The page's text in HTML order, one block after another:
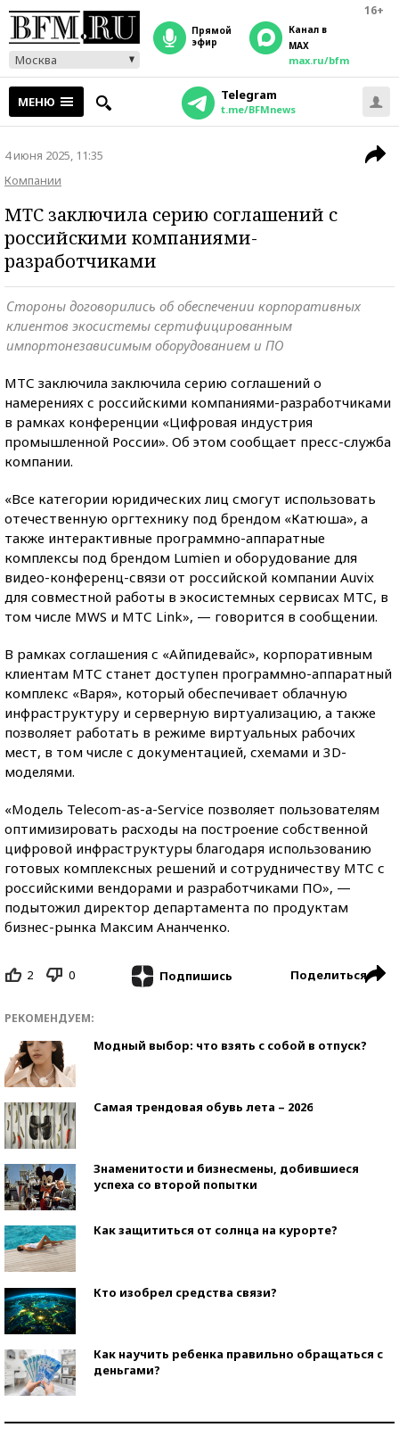
16+
Москва
прямой
эфир
Канал в
MAX
max.ru/bfm
МЕНЮ Telegram
t.me/BFMnews
4 июня 2025, 11:35
Компании
МТС заключила серию соглашений с
российскими компаниями-
разработчиками
Стороны договорились об обеспечении корпоративных
клиентов экосистемы сертифицированным
импортонезависимым оборудованием и ПО
МТС заключила заключила серию соглашений о
намерениях с российскими компаниями-разработчиками
в рамках конференции «Цифровая индустрия
промышленной России». Об этом сообщает пресс-служба
компании.
«Все категории юридических лиц смогут использовать
отечественную оргтехнику под брендом «Катюша», а
также интерактивные программно-аппаратные
комплексы под брендом Lumien и оборудование для
видео-конференц-связи от российской компании Auvix
для совместной работы в экосистемных сервисах МТС, в
том числе MWS и МТС Link», — говорится в сообщении.
В рамках соглашения с «Айпидевайс», корпоративным
клиентам МТС станет доступен программно-аппаратный
комплекс «Варя», который обеспечивает облачную
инфраструктуру и серверную виртуализацию, а также
позволяет работать в режиме виртуальных рабочих
мест, в том числе с документацией, схемами и 3D-
моделями.
«Модель Telecom-as-a-Service позволяет пользователям
оптимизировать расходы на построение собственной
цифровой инфраструктуры благодаря использованию
готовых комплексных решений и сотрудничеству МТС с
российскими вендорами и разработчиками ПО», —
подытожил директор департамента по продуктам
бизнес-рынка Максим Ананченко.
2 0 Подпишись Поделиться
РЕКОМЕНДУЕМ:
Модный выбор: что взять с собой в отпуск?
Самая трендовая обувь лета – 2026
Знаменитости и бизнесмены, добившиеся
успеха со второй попытки
Как защититься от солнца на курорте?
Кто изобрел средства связи?
Как научить ребенка правильно обращаться с
деньгами?